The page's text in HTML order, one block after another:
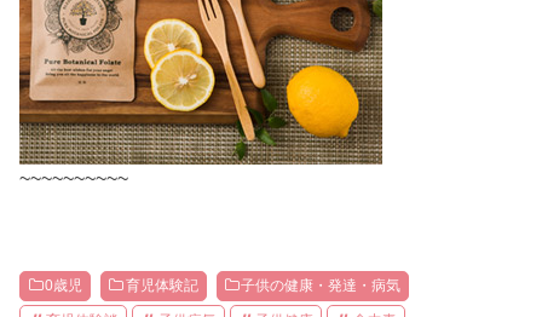
~~~~~~~~~~
0歳児 育児体験記 子供の健康・発達・病気